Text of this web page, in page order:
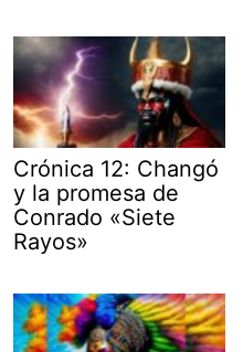
Crónica 12: Changó
y la promesa de
Conrado «Siete
Rayos»